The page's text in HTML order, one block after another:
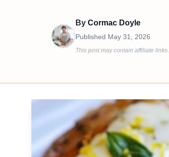
By Cormac Doyle
Published May 31, 2026
This post may contain affiliate links.